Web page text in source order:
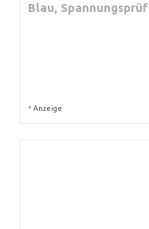
Blau,
* Anzeige